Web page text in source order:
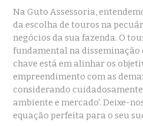
Na Guto Assessoria,
da escolha de touros na
negócios da sua fazenda. O
fundamental na disseminação
chave está em alinhar os
empreendimento com as
considerando
ambiente e mercado'. Deixe-
equação perfeita para o seu